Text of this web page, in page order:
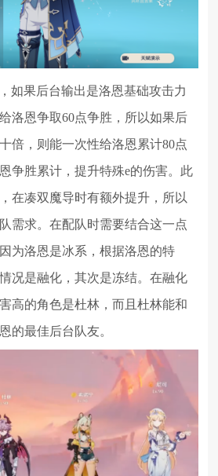
如果后台输出是洛恩基础攻击力
洛恩争取60点争胜，所以如果后
倍，则能一次性给洛恩累计80点
争胜累计，提升特殊e的伤害。此
在凑双魔导时有额外提升，所以
需求。在配队时需要结合这一点
为洛恩是冰系，根据洛恩的特
况是融化，其次是冻结。在融化
高的角色是杜林，而且杜林能和
的最佳后台队友。